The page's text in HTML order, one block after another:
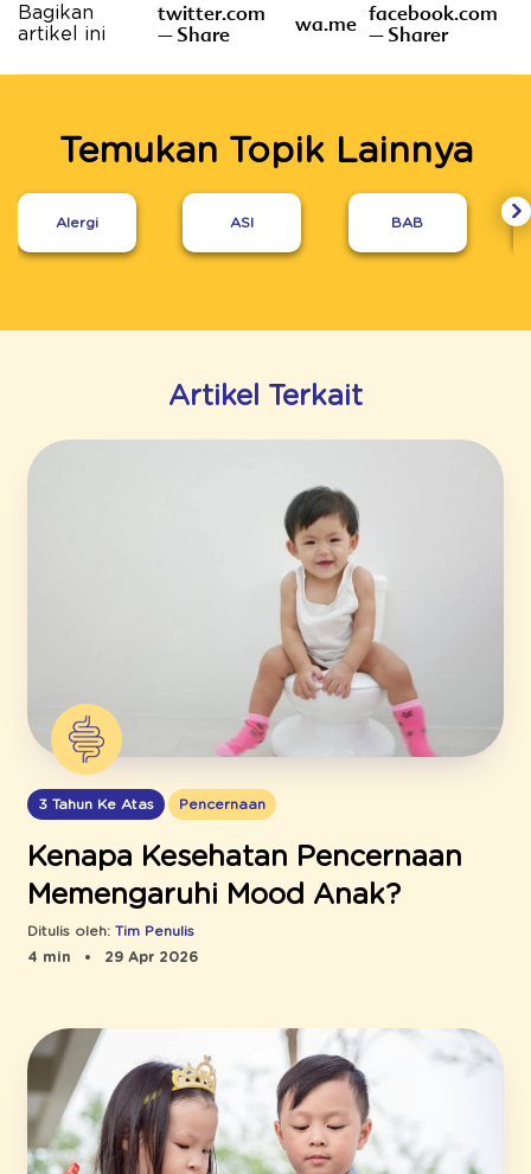
Bagikan
artikel ini
twitter.com
– Share
wa.me facebook.com
– Sharer
Temukan Topik Lainnya
Alergi ASI BAB
Artikel Terkait
3 Tahun Ke Atas Pencernaan
Kenapa Kesehatan Pencernaan
Memengaruhi Mood Anak?
Ditulis oleh: Tim Penulis
4 min
29 Apr 2026